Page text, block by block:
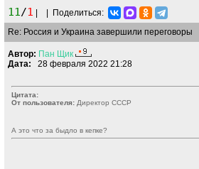
11/1
Поделиться:
Re: Россия и Украина завершили переговоры
Автор: Пан Щик
Дата: 28 февраля 2022 21:28
Цитата:
От пользователя: Директор СССР
А это что за быдло в кепке?